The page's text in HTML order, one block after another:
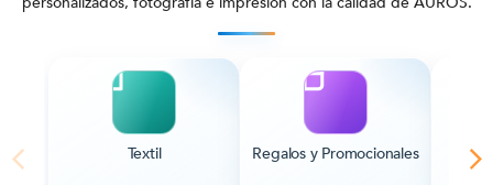
Textil Regalos y Promocionales